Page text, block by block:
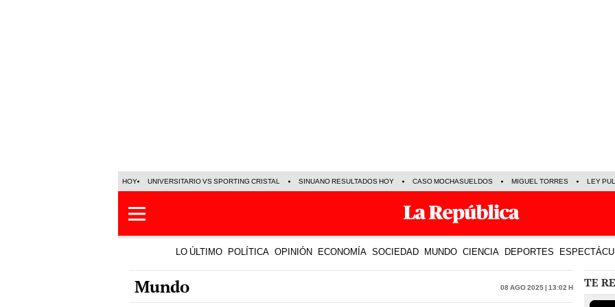
HOY UNIVERSITARIO VS SPORTING CRISTAL SINUANO RESULTADOS HOY CASO MOCHASUELDOS MIGUEL TORRES LEY
LO ÚLTIMO POLÍTICA OPINIÓN ECONOMÍA SOCIEDAD MUNDO CIENCIA DEPORTES
Mundo 08 Ago 2025 | 13:02 h TE